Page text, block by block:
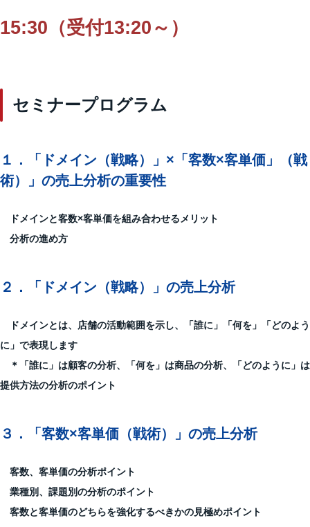
15:30（受付13:20～）
セミナープログラム
１．
「ドメイン（戦略）」×「客数×客単価」（戦
術）」の売上分析の重要性
ドメインと客数×客単価を組み合わせるメリット
分析の進め方
２． 「ドメイン（戦略）」の売上分析
ドメインとは、店舗の活動範囲を示し、「誰に」「何を」「どのよう
に」で表現します
＊「誰に」は顧客の分析、「何を」は商品の分析、「どのように」は
提供方法の分析のポイント
３． 「客数×客単価（戦術）」の売上分析
客数、客単価の分析ポイント
業種別、課題別の分析のポイント
客数と客単価のどちらを強化するべきかの見極めポイント